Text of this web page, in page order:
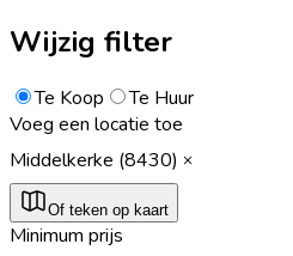
Wijzig filter
Te Koop
Te Huur
Voeg een locatie toe
Middelkerke (8430)
Of teken op kaart
Minimum prijs